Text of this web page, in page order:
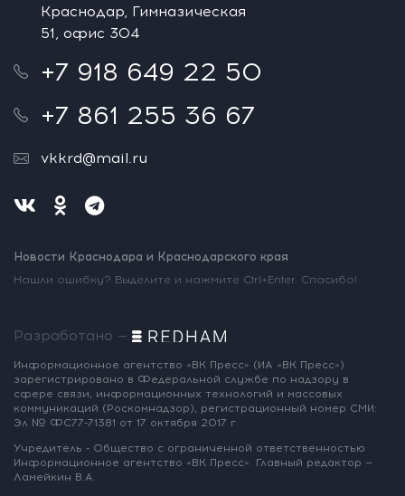
Краснодар, Гимназическая
51, офис 304
+7 918 649 22 50
+7 861 255 36 67
vkkrd@mail.ru
Новости Краснодара и Краснодарского края
Нашли ошибку? Выделите и нажмите Ctrl+Enter. Спасибо!
Разработано —
Информационное агентство «ВК Пресс» (ИА «ВК Пресс»)
зарегистрировано в Федеральной службе по надзору в
сфере связи, информационных технологий и массовых
коммуникаций (Роскомнадзор), регистрационный номер СМИ:
Эл № ФС77-71381 от 17 октября 2017 г.
Учредитель - Общество с ограниченной ответственностью
Информационное агентство «ВК Пресс». Главный редактор —
Ламейкин В.А.